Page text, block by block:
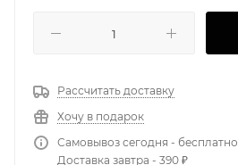
Рассчитать доставку
Хочу в подарок
Самовывоз сегодня - бесплатно
Доставка завтра - 390 ₽